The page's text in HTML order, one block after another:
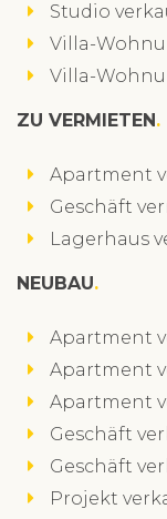
Studio
Villa-
Villa-
ZU VERMIETEN
Apartment
Geschäft
Lagerhaus
NEUBAU
Apartment
Apartment
Apartment
Geschäft
Geschäft
Projekt